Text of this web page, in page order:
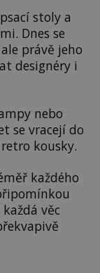
stoly a
Dnes se
právě jeho
designéry i
nebo
se vracejí do
kousky.
každého
věc